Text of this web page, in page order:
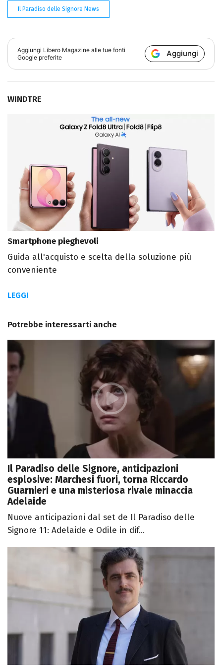
Il Paradiso delle Signore News
Aggiungi Libero Magazine alle tue fonti
Google preferite
Aggiungi
WINDTRE
Smartphone pieghevoli
Guida all'acquisto e scelta della soluzione più
conveniente
LEGGI
Potrebbe interessarti anche
Il Paradiso delle Signore, anticipazioni
esplosive: Marchesi fuori, torna Riccardo
Guarnieri e una misteriosa rivale minaccia
Adelaide
Nuove anticipazioni dal set de Il Paradiso delle
Signore 11: Adelaide e Odile in dif...